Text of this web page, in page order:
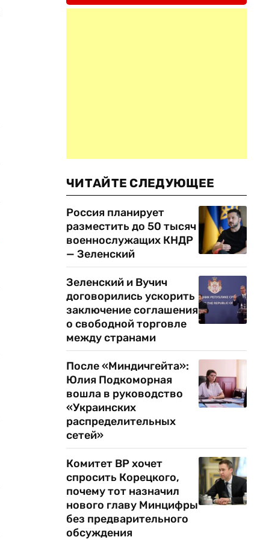
ЧИТАЙТЕ СЛЕДУЮЩЕЕ
Россия планирует
разместить до 50 тысяч
военнослужащих КНДР
— Зеленский
Зеленский и Вучич
договорились ускорить
заключение соглашения
о свободной торговле
между странами
После «Миндичгейта»:
Юлия Подкоморная
вошла в руководство
«Украинских
распределительных
сетей»
Комитет ВР хочет
спросить Корецкого,
почему тот назначил
нового главу Минцифры
без предварительного
обсуждения